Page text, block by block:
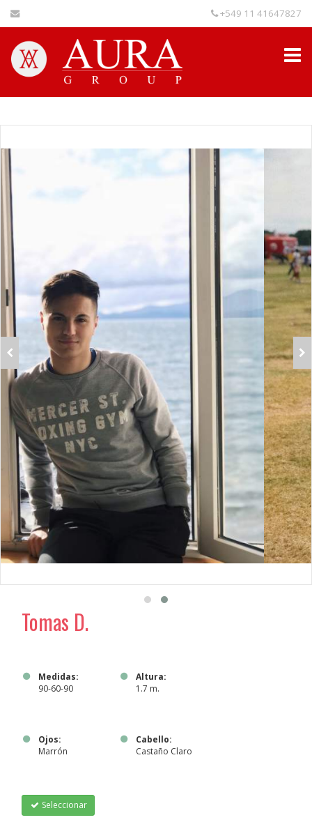
+549 11 41647827
Tomas D.
Medidas:
90-60-90
Altura:
1.7 m.
Ojos:
Marrón
Cabello:
Castaño Claro
Seleccionar